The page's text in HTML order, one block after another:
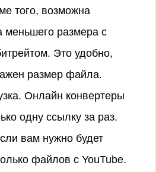
того, возможна
меньшего размера с
Это удобно,
размер файла.
Онлайн конвертеры
одну ссылку за раз.
вам нужно будет
файлов с YouTube.